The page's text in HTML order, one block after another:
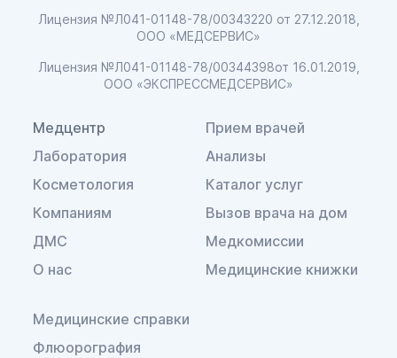
Лицензия №Л041-01148-78/00343220 от 27.12.2018,
ООО «МЕДСЕРВИС»
Лицензия №Л041-01148-78/00344398от 16.01.2019,
ООО «ЭКСПРЕССМЕДСЕРВИС»
Медцентр
Лаборатория
Косметология
Компаниям
ДМС
О нас
Прием врачей
Анализы
Каталог услуг
Вызов врача на дом
Медкомиссии
Медицинские книжки
Медицинские справки
Флюорография